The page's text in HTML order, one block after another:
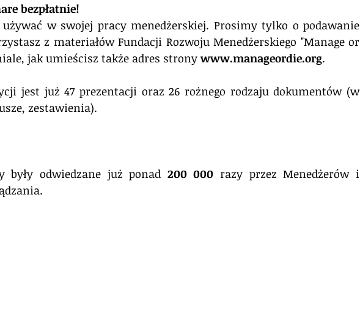
bezpłatnie!
w swojej pracy menedżerskiej. Prosimy tylko o podawanie
z materiałów Fundacji Rozwoju Menedżerskiego "Manage or
jak umieścisz także adres strony www.manageordie.org.
jest już 47 prezentacji oraz 26 rożnego rodzaju dokumentów (w
zestawienia).
były odwiedzane już ponad 200 000 razy przez Menedżerów i